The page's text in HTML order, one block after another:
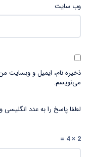
وب‌ سایت
ذخیره نام، ایمیل و وبسایت
می‌نویسم.
لطفا پاسخ را به عدد انگلیسی
2 × 4 =